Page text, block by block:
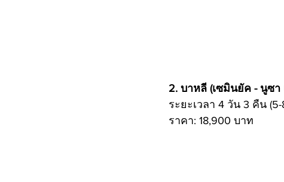
2. บาหลี (เซมินยัค - นูซา
ระยะเวลา 4 วัน 3 คืน
ราคา: 18,900 บาท